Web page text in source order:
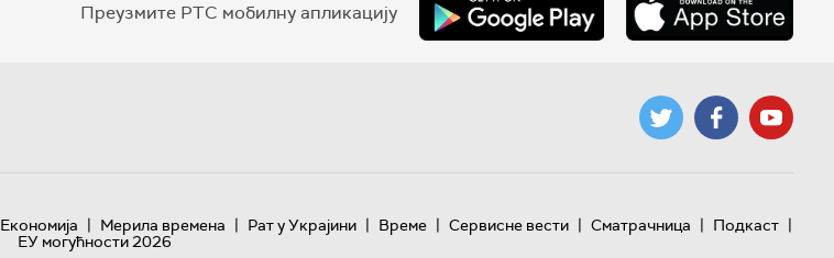
Преузмите РТС мобилну апликацију
Економија | Мерила времена | Рат у Украјини | Време | Сервисне вести | Сматрачница | Подкаст |
ЕУ могућности 2026